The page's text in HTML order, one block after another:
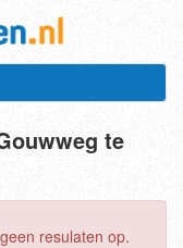
te
resulaten op.